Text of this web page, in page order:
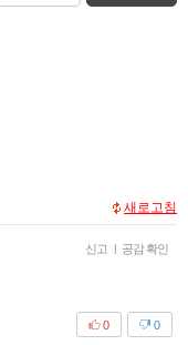
새로고침
신고 공감 확인
0
0